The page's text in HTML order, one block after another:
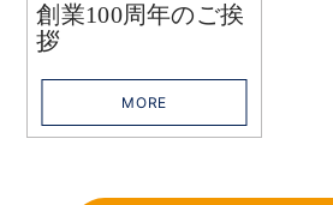
創業100周年のご挨
拶
MORE